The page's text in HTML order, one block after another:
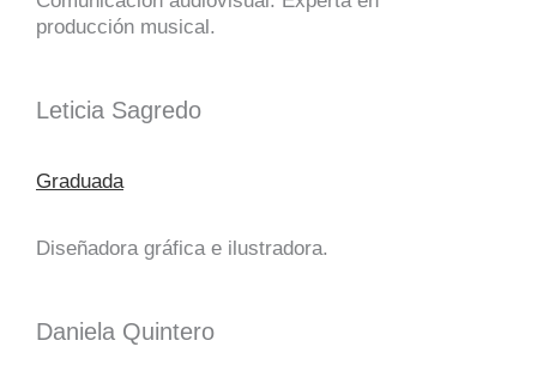
producción musical.
Leticia Sagredo
Graduada
Diseñadora gráfica e ilustradora.
Daniela Quintero